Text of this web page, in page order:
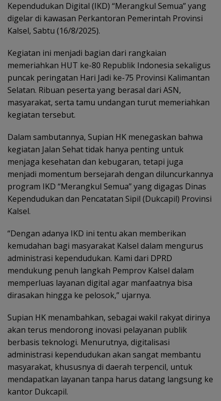
Kependudukan Digital (IKD) “Merangkul Semua” yang
digelar di kawasan Perkantoran Pemerintah Provinsi
Kalsel, Sabtu (16/8/2025).
Kegiatan ini menjadi bagian dari rangkaian
memeriahkan HUT ke-80 Republik Indonesia sekaligus
puncak peringatan Hari Jadi ke-75 Provinsi Kalimantan
Selatan. Ribuan peserta yang berasal dari ASN,
masyarakat, serta tamu undangan turut memeriahkan
kegiatan tersebut.
Dalam sambutannya, Supian HK menegaskan bahwa
kegiatan Jalan Sehat tidak hanya penting untuk
menjaga kesehatan dan kebugaran, tetapi juga
menjadi momentum bersejarah dengan diluncurkannya
program IKD “Merangkul Semua” yang digagas Dinas
Kependudukan dan Pencatatan Sipil (Dukcapil) Provinsi
Kalsel.
“Dengan adanya IKD ini tentu akan memberikan
kemudahan bagi masyarakat Kalsel dalam mengurus
administrasi kependudukan. Kami dari DPRD
mendukung penuh langkah Pemprov Kalsel dalam
memperluas layanan digital agar manfaatnya bisa
dirasakan hingga ke pelosok,” ujarnya.
Supian HK menambahkan, sebagai wakil rakyat dirinya
akan terus mendorong inovasi pelayanan publik
berbasis teknologi. Menurutnya, digitalisasi
administrasi kependudukan akan sangat membantu
masyarakat, khususnya di daerah terpencil, untuk
mendapatkan layanan tanpa harus datang langsung ke
kantor Dukcapil.